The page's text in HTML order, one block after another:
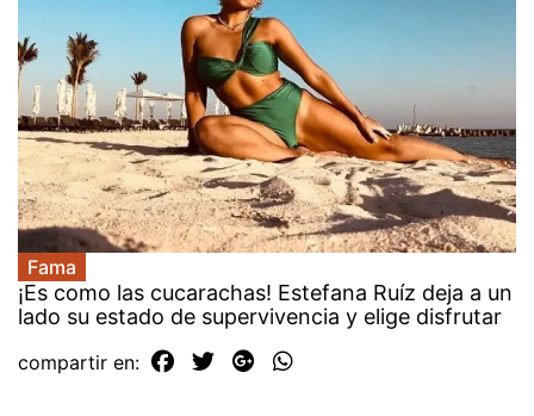
Fama
¡Es como las cucarachas! Estefana Ruíz deja a un
lado su estado de supervivencia y elige disfrutar
compartir en: